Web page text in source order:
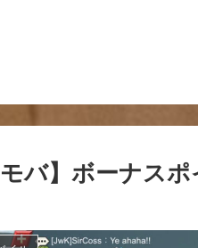
モバ】ボーナス